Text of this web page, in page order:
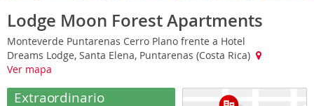
Lodge Moon Forest Apartments
Monteverde Puntarenas Cerro Plano frente a Hotel
Dreams Lodge, Santa Elena, Puntarenas (Costa Rica)
Ver mapa
Extraordinario